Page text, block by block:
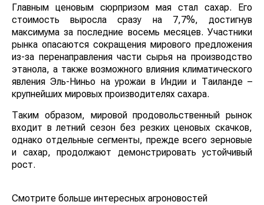
Главным ценовым сюрпризом мая стал сахар. Его
стоимость выросла сразу на 7,7%, достигнув
максимума за последние восемь месяцев. Участники
рынка опасаются сокращения мирового предложения
из-за перенаправления части сырья на производство
этанола, а также возможного влияния климатического
явления Эль-Ниньо на урожаи в Индии и Таиланде –
крупнейших мировых производителях сахара.
Таким образом, мировой продовольственный рынок
входит в летний сезон без резких ценовых скачков,
однако отдельные сегменты, прежде всего зерновые
и сахар, продолжают демонстрировать устойчивый
рост.
Смотрите больше интересных агроновостей